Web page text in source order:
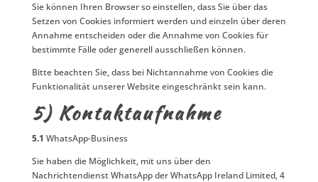
Sie können Ihren Browser so einstellen, dass Sie über das
Setzen von Cookies informiert werden und einzeln über deren
Annahme entscheiden oder die Annahme von Cookies für
bestimmte Fälle oder generell ausschließen können.
Bitte beachten Sie, dass bei Nichtannahme von Cookies die
Funktionalität unserer Website eingeschränkt sein kann.
5) Kontaktaufnahme
5.1 WhatsApp-Business
Sie haben die Möglichkeit, mit uns über den
Nachrichtendienst WhatsApp der WhatsApp Ireland Limited, 4